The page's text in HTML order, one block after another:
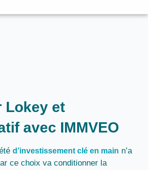
Lokey et
avec IMMVEO
d’investissement clé en main n’a
cechoix va conditionner la